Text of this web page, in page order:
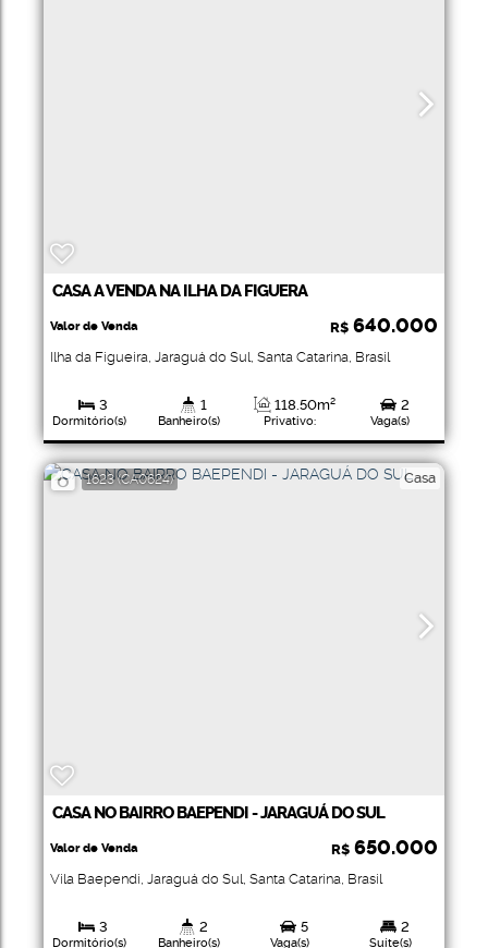
CASA A VENDA NA ILHA DA FIGUERA
R$ 640.000
Valor de Venda
Ilha da Figueira, Jaraguá do Sul, Santa Catarina, Brasil
3
Dormitório(s)
1
Banheiro(s) Privativo:
118.50m²
525.00m²
2
Vaga(s)
525.00m²
1623 (CA0624) Casa
CASA NO BAIRRO BAEPENDI - JARAGUÁ DO SUL
R$ 650.000
Valor de Venda
Vila Baependi, Jaraguá do Sul, Santa Catarina, Brasil
3
Dormitório(s)
2
Banheiro(s)
2
Suíte(s)
5
Vaga(s)